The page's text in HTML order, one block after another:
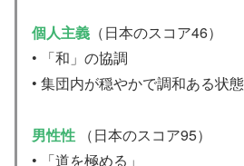
個人主義 （日本のスコア46）
• 「和」の協調
• 集団内が穏やかで調和ある状
男性性
（日本のスコア95）
• 「道を極める」